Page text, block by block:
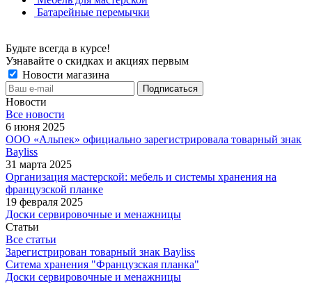
Батарейные перемычки
Будьте всегда в курсе!
Узнавайте о скидках и акциях первым
Новости магазина
Новости
Все новости
6 июня 2025
ООО «Альпек» официально зарегистрировала товарный знак
Bayliss
31 марта 2025
Организация мастерской: мебель и системы хранения на
французской планке
19 февраля 2025
Доски сервировочные и менажницы
Статьи
Все статьи
Зарегистрирован товарный знак Bayliss
Ситема хранения "Французская планка"
Доски сервировочные и менажницы